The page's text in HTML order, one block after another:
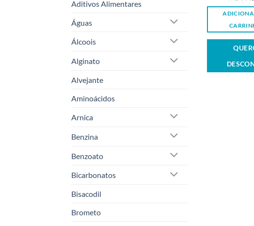
Aditivos Alimentares
Águas
Álcoois
Alginato
Alvejante
Aminoácidos
Arnica
Benzina
Benzoato
Bicarbonatos
Bisacodil
Brometo